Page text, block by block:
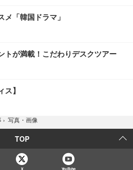
「韓国ドラマ」
トが満載！こだわりデスクツアー
ス】
› 写真・画像
TOP
X YouTube